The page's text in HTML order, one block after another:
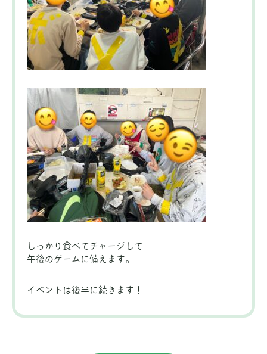
しっかり食べてチャージして
午後のゲームに備えます。
イベントは後半に続きます！